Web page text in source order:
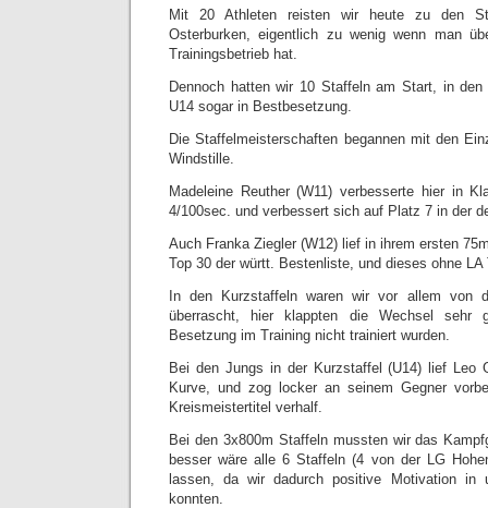
Mit 20 Athleten reisten wir heute zu den
Osterburken, eigentlich zu wenig wenn man
Trainingsbetrieb hat.
Dennoch hatten wir 10 Staffeln am Start, in
U14 sogar in Bestbesetzung.
Die Staffelmeisterschaften begannen mit den
Windstille.
Madeleine Reuther (W11) verbesserte hier in
4/100sec. und verbessert sich auf Platz 7 in der
Auch Franka Ziegler (W12) lief in ihrem ersten
Top 30 der württ. Bestenliste, und dieses ohne
In den Kurzstaffeln waren wir vor allem von
überrascht, hier klappten die Wechsel sehr
Besetzung im Training nicht trainiert wurden.
Bei den Jungs in der Kurzstaffel (U14) lief Leo
Kurve, und zog locker an seinem Gegner
Kreismeistertitel verhalf.
Bei den 3x800m Staffeln mussten wir das
besser wäre alle 6 Staffeln (4 von der LG
lassen, da wir dadurch positive Motivation in
konnten.